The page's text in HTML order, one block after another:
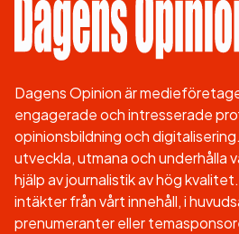
Dagens Opinion är
engagerade och intresserade
opinionsbildning och
utveckla, utmana och underhålla
hjälp av journalistik av hög
intäkter från vårt innehåll, i
prenumeranter eller